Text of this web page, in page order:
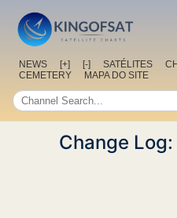
NEWS [+] [-] SATÉLITES
CEMETERY
MAPA DO SITE
Change